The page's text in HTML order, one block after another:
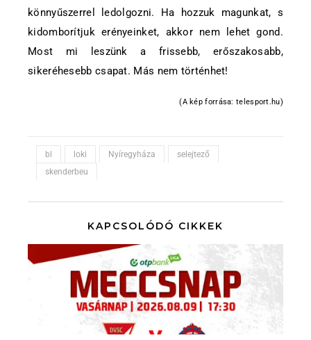
könnyűszerrel ledolgozni. Ha hozzuk magunkat, s
kidomborítjuk erényeinket, akkor nem lehet gond.
Most mi leszünk a frissebb, erőszakosabb,
sikeréhesebb csapat. Más nem történhet!
(A kép forrása: telesport.hu)
bl loki Nyíregyháza
selejtező
skenderbeu
KAPCSOLÓDÓ CIKKEK